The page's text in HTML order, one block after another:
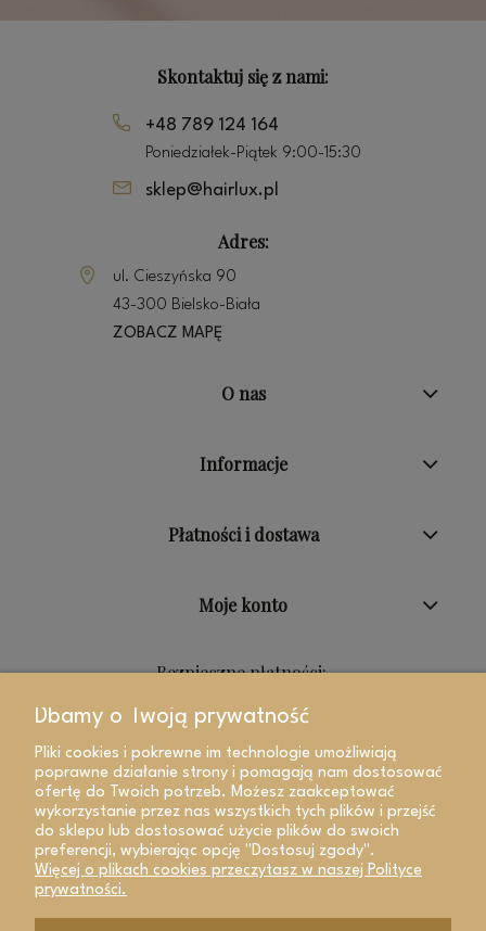
Skontaktuj się z nami:
+48 789 124 164
Poniedziałek-Piątek 9:00-15:30
sklep@hairlux.pl
Adres:
ul. Cieszyńska 90
43-300 Bielsko-Biała
ZOBACZ MAPĘ
O nas
Informacje
Płatności i dostawa
Moje konto
Bezpieczne płatności:
Dbamy o Twoją prywatność
Pliki cookies i pokrewne im technologie umożliwiają
poprawne działanie strony i pomagają nam dostosować
ofertę do Twoich potrzeb. Możesz zaakceptować
wykorzystanie przez nas wszystkich tych plików i przejść
do sklepu lub dostosować użycie plików do swoich
preferencji, wybierając opcję "Dostosuj zgody".
Więcej o plikach cookies przeczytasz w naszej Polityce
prywatności.